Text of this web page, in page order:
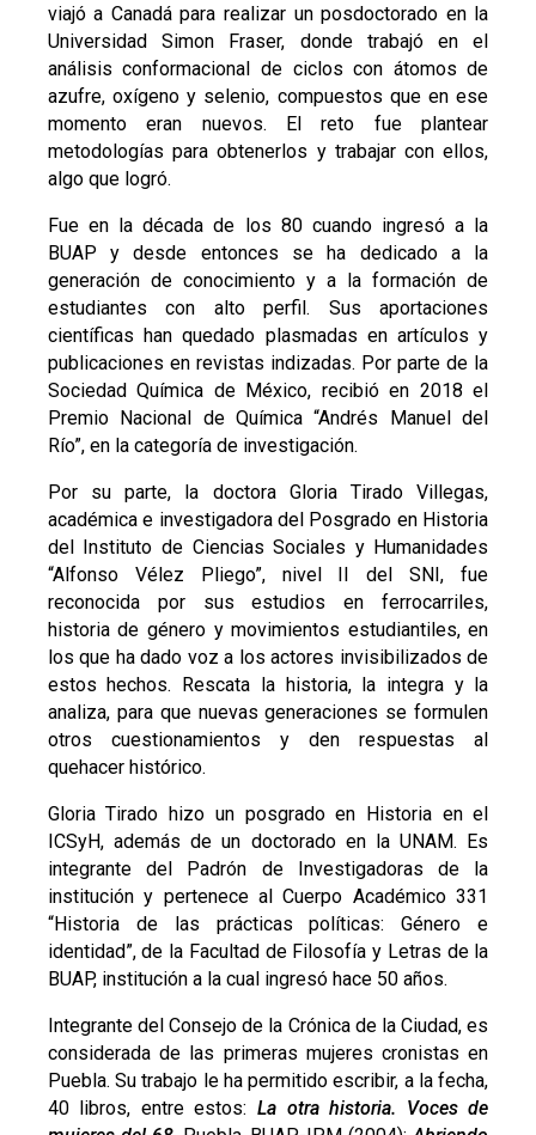
viajó a Canadá para realizar un posdoctorado en la
Universidad Simon Fraser, donde trabajó en el
análisis conformacional de ciclos con átomos de
azufre, oxígeno y selenio, compuestos que en ese
momento eran nuevos. El reto fue plantear
metodologías para obtenerlos y trabajar con ellos,
algo que logró.
Fue en la década de los 80 cuando ingresó a la
BUAP y desde entonces se ha dedicado a la
generación de conocimiento y a la formación de
estudiantes con alto perfil. Sus aportaciones
científicas han quedado plasmadas en artículos y
publicaciones en revistas indizadas. Por parte de la
Sociedad Química de México, recibió en 2018 el
Premio Nacional de Química “Andrés Manuel del
Río”, en la categoría de investigación.
Por su parte, la doctora Gloria Tirado Villegas,
académica e investigadora del Posgrado en Historia
del Instituto de Ciencias Sociales y Humanidades
“Alfonso Vélez Pliego”, nivel II del SNI, fue
reconocida por sus estudios en ferrocarriles,
historia de género y movimientos estudiantiles, en
los que ha dado voz a los actores invisibilizados de
estos hechos. Rescata la historia, la integra y la
analiza, para que nuevas generaciones se formulen
otros cuestionamientos y den respuestas al
quehacer histórico.
Gloria Tirado hizo un posgrado en Historia en el
ICSyH, además de un doctorado en la UNAM. Es
integrante del Padrón de Investigadoras de la
institución y pertenece al Cuerpo Académico 331
“Historia de las prácticas políticas: Género e
identidad”, de la Facultad de Filosofía y Letras de la
BUAP, institución a la cual ingresó hace 50 años.
Integrante del Consejo de la Crónica de la Ciudad, es
considerada de las primeras mujeres cronistas en
Puebla. Su trabajo le ha permitido escribir, a la fecha,
40 libros, entre estos: La otra historia. Voces de